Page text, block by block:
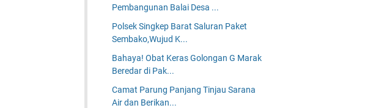
Pembangunan Balai Desa ...
Polsek Singkep Barat Saluran Paket
Sembako,Wujud K...
Bahaya! Obat Keras Golongan G Marak
Beredar di Pak...
Camat Parung Panjang Tinjau Sarana
Air dan Berikan...